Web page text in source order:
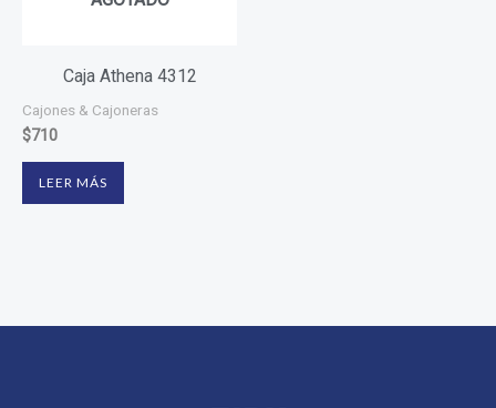
Caja Athena 4312
Cajones & Cajoneras
$710
LEER MÁS